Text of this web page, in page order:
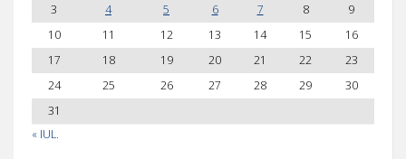
« IUL.
3
4 5 6 7 8
9
10
11 12 13 14 15
16
17
18 19 20 21 22
23
24
25 26 27 28 29
30
31